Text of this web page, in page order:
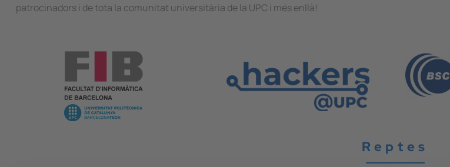
patrocinadors i de tota la comunitat universitària de la UPC i més enllà!
Reptes